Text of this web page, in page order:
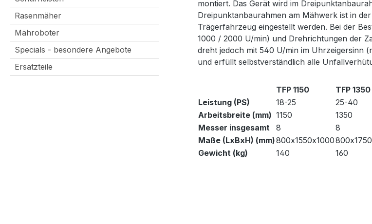
Rasenmäher
Mähroboter
Specials - besondere Angebote
Ersatzteile
montiert. Das Gerät wird im
Dreipunktanbaurahmen am Mähwerk ist in
Trägerfahrzeug eingestellt werden. Bei der
1000 / 2000 U/min) und Drehrichtungen der
dreht jedoch mit 540 U/min im Uhrzeigersinn
und erfüllt selbstverständlich alle
TFP 1150 TFP 1350
Leistung (PS)
18-25 25-40
Arbeitsbreite (mm) 1150 1350
Messer insgesamt
8 8
Maße (LxBxH) (mm)800x1550x1000
Gewicht (kg)
140 160